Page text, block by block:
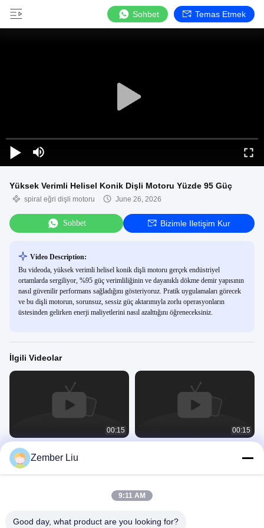
Sohbet Temas Etmek
Yüksek Verimli Helisel Konik Dişli Motoru Yüzde 95 Güç
spiral eğri dişli motoru June 26, 2026
Sohbet Bizimle Iletişim Kur
Video Description:
Bu videoda, yüksek verimli helisel konik dişli motoru gerçek endüstriyel
ortamlarda sergiliyor, %95 güç verimliliğinin ve dayanıklı dökme demir yapısının
nasıl güvenilir performans sağladığını gösteriyoruz. Pratik uygulamaları görecek
ve bu dişli motorun, sorunsuz, sessiz güç aktarımıyla zorlu operasyonların
üstesinden gelirken enerji maliyetlerini nasıl azalttığını öğreneceksiniz.
İlgili Videolar
00:15
Endüstriye Yönelik Yüksek Verimli
Helisel Konik Dişli Motoru
Spiral Eğri Dişli Motoru
00:15
Zember Liu
9:11 AM
Good day, what product are you looking for?